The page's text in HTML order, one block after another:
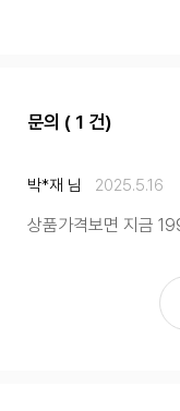
문의 ( 1 건)
박*재 님 2025.5.16